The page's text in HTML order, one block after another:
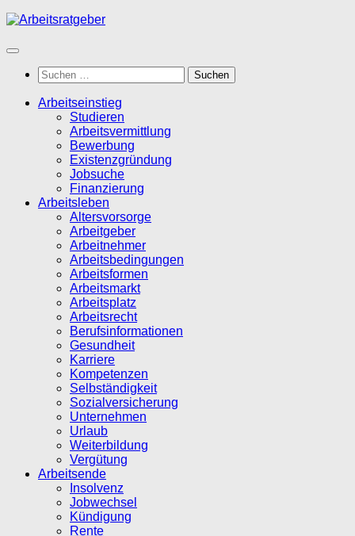
Zum
springen
Suchen
nach:
Arbeitseinstieg
Studieren
Arbeitsvermittlung
Bewerbung
Existenzgründung
Jobsuche
Finanzierung
Arbeitsleben
Altersvorsorge
Arbeitgeber
Arbeitnehmer
Arbeitsbedingungen
Arbeitsformen
Arbeitsmarkt
Arbeitsplatz
Arbeitsrecht
Berufsinformationen
Gesundheit
Karriere
Kompetenzen
Selbständigkeit
Sozialversicherung
Unternehmen
Urlaub
Weiterbildung
Vergütung
Arbeitsende
Insolvenz
Jobwechsel
Kündigung
Rente